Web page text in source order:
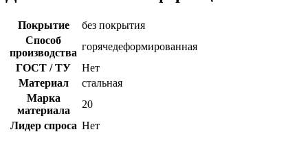
Покрытие
без покрытия
Способ
производства
горячедеформированная
ГОСТ / ТУ
Нет
Материал
стальная
Марка
материала
20
Лидер спроса Нет